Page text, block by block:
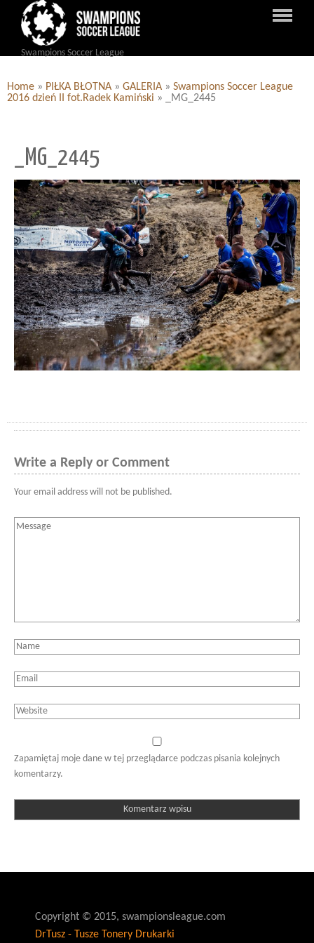
Swampions Soccer League
Home » PIŁKA BŁOTNA » GALERIA » Swampions Soccer League
2016 dzień II fot.Radek Kamiński » _MG_2445
_MG_2445
Write a Reply or Comment
Your email address will not be published.
Zapamiętaj moje dane w tej przeglądarce podczas pisania kolejnych
komentarzy.
Copyright © 2015, swampionsleague.com
DrTusz - Tusze Tonery Drukarki